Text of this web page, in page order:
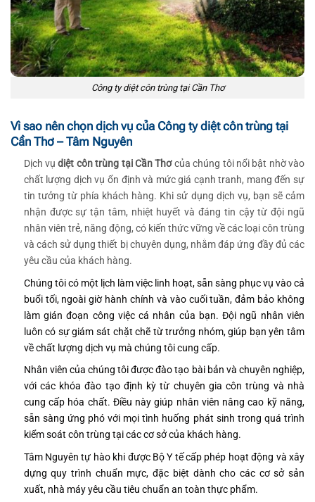
Công ty diệt côn trùng tại Cần Thơ
Vì sao nên chọn dịch vụ của Công ty diệt côn trùng tại
Cần Thơ – Tâm Nguyên
Dịch vụdiệt côn trùng tại Cần Thơcủa chúng tôi nổi bật nhờ vào
chất lượng dịch vụ ổn định và mức giá cạnh tranh, mang đến sự
tin tưởng từ phía khách hàng. Khi sử dụng dịch vụ, bạn sẽ cảm
nhận được sự tận tâm, nhiệt huyết và đáng tin cậy từ đội ngũ
nhân viên trẻ, năng động, có kiến thức vững về các loại côn trùng
và cách sử dụng thiết bị chuyên dụng, nhằm đáp ứng đầy đủ các
yêu cầu của khách hàng.
Chúng tôi có một lịch làm việc linh hoạt, sẵn sàng phục vụ vào cả
buổi tối, ngoài giờ hành chính và vào cuối tuần, đảm bảo không
làm gián đoạn công việc cá nhân của bạn. Đội ngũ nhân viên
luôn có sự giám sát chặt chẽ từ trưởng nhóm, giúp bạn yên tâm
về chất lượng dịch vụ mà chúng tôi cung cấp.
Nhân viên của chúng tôi được đào tạo bài bản và chuyên nghiệp,
với các khóa đào tạo định kỳ từ chuyên gia côn trùng và nhà
cung cấp hóa chất. Điều này giúp nhân viên nâng cao kỹ năng,
sẵn sàng ứng phó với mọi tình huống phát sinh trong quá trình
kiểm soát côn trùng tại các cơ sở của khách hàng.
Tâm Nguyên tự hào khi được Bộ Y tế cấp phép hoạt động và xây
dựng quy trình chuẩn mực, đặc biệt dành cho các cơ sở sản
xuất, nhà máy yêu cầu tiêu chuẩn an toàn thực phẩm.